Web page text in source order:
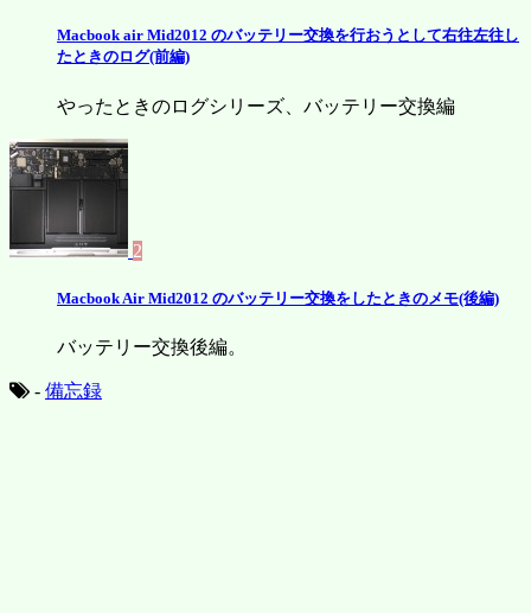
Macbook air Mid2012 のバッテリー交換を行おうとして右往左往し
たときのログ(前編)
やったときのログシリーズ、バッテリー交換編
2
Macbook Air Mid2012 のバッテリー交換をしたときのメモ(後編)
バッテリー交換後編。
- 備忘録